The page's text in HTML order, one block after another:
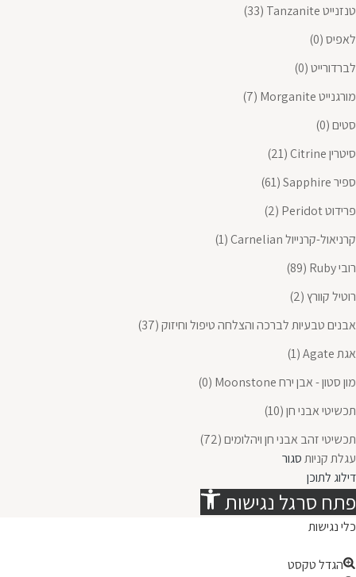
טנזנייט Tanzanite
(33)
לאפיס(0)
לברדורייט(0)
מורגנייט Morganite
(7)
סטים(0)
סיטרין Citrine
(21)
ספיר Sapphire
(61)
פרידוט Peridot
(2)
קרניאול-קרנייול Carnelian
(1)
רובי Ruby
(89)
רוטיל קוורץ (2)
אבנים טבעיות לברכה והצלחה טיפול וחיזוק(37)
אגת Agate
(1)
מון סטון - אבן ירח Moonstone
(0)
תכשיטי אבני חן(10)
תכשיטי זהב אבני חן ויהלומים(72)
עגלת קניותסגור
דילוג לתוכן
פתח סרגל נגישות
כלי נגישות
הגדל טקסט